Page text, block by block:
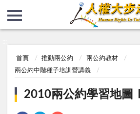
首頁 推動兩公約
兩公約教材
兩公約中階種子培訓營講義
2010兩公約學習地圖Ⅰ